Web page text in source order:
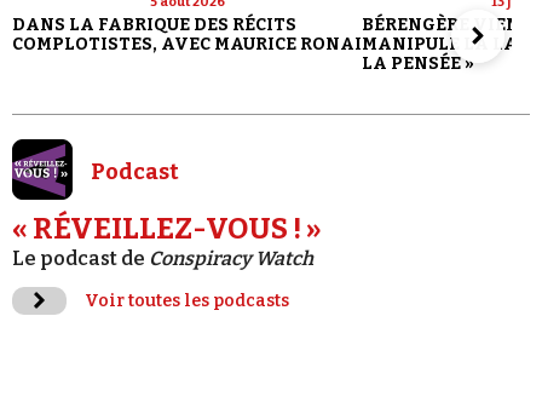
DANS LA FABRIQUE DES RÉCITS
COMPLOTISTES, AVEC MAURICE RONAI
BÉRENGÈRE
MANIPULE LA
LA PENSÉE »
Podcast
« RÉVEILLEZ-VOUS ! »
Le podcast de Conspiracy Watch
Voir toutes les podcasts